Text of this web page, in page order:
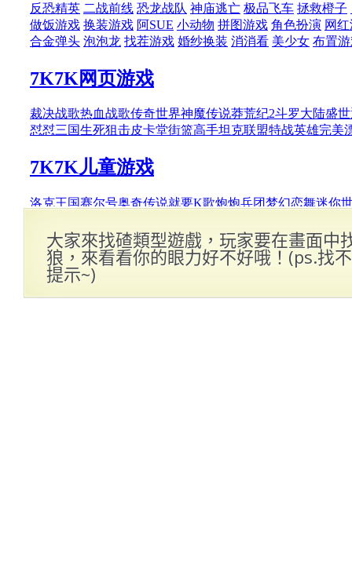
大家來找碴類型遊戲，玩家要在畫面中
狼，來看看你的眼力好不好哦！(ps.找
提示~)